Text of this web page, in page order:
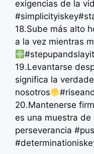
exigencias de la
18.Sube más alto
a la vez mientras
19.Levantarse
significa la
nosotros
20.Mantenerse
es una muestra
perseverancia